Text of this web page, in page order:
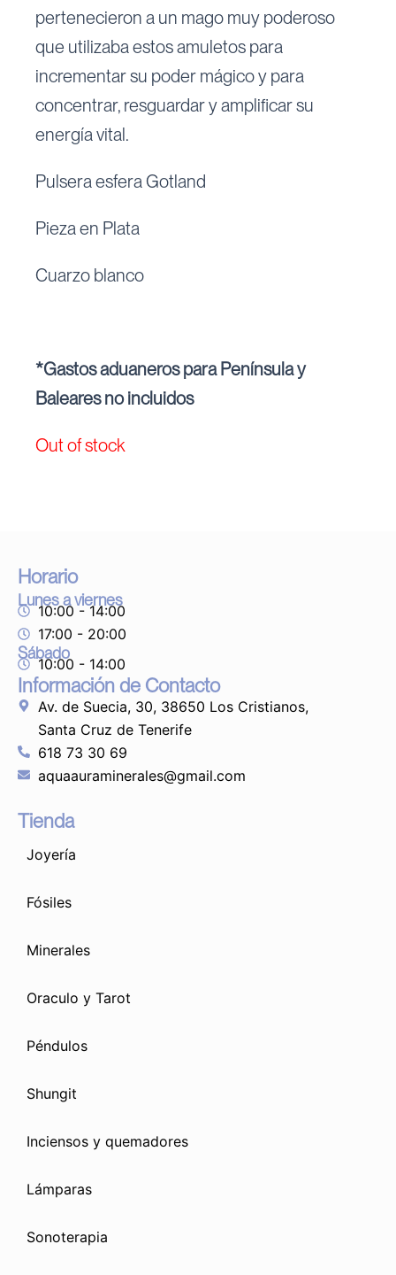
pertenecieron a un mago muy poderoso
que utilizaba estos amuletos para
incrementar su poder mágico y para
concentrar, resguardar y amplificar su
energía vital.
Pulsera esfera Gotland
Pieza en Plata
Cuarzo blanco
*Gastos aduaneros para Península y
Baleares no incluidos
Out of stock
Horario
Lunes a viernes
10:00 - 14:00
17:00 - 20:00
Sábado
10:00 - 14:00
Información de Contacto
Av. de Suecia, 30, 38650 Los Cristianos,
Santa Cruz de Tenerife
618 73 30 69
aquaauraminerales@gmail.com
Tienda
Joyería
Fósiles
Minerales
Oraculo y Tarot
Péndulos
Shungit
Inciensos y quemadores
Lámparas
Sonoterapia